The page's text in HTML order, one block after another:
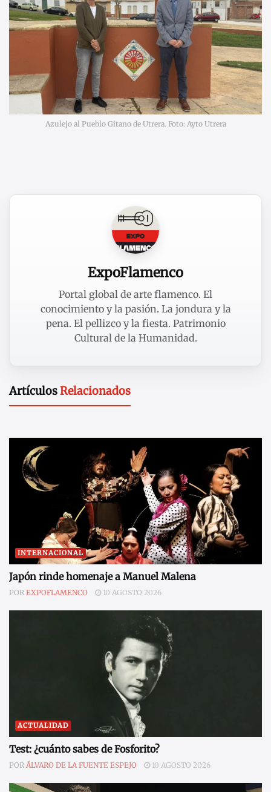
Azulejo al Pueblo Gitano de Utrera. Foto: Ayto Utrera
ExpoFlamenco
Portal global de arte flamenco. El
conocimiento y la pasión. La jondura y la
pena. El pellizco y la fiesta. Patrimonio
Cultural de la Humanidad.
ArtículosRelacionados
INTERNACIONAL
Japón rinde homenaje a Manuel Malena
POR EXPOFLAMENCO 10 AGOSTO 2026
ACTUALIDAD
Test: ¿cuánto sabes de Fosforito?
POR ÁLVARO DE LA FUENTE ESPEJO 10 AGOSTO 2026